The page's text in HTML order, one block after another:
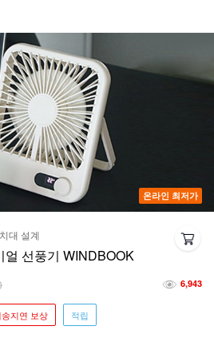
온라인 최저가
대 설계
얼 선풍기 WINDBOOK
6,943
지연 보상 적립